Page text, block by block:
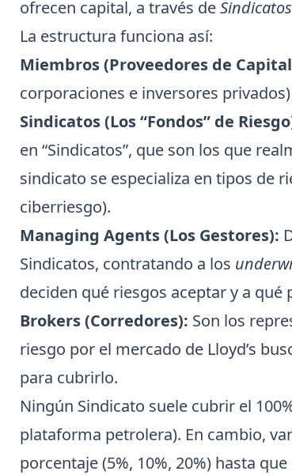
ofrecen capital, a través deSindicatos
La estructura funciona así:
Miembros (Proveedores de
corporaciones e inversores
Sindicatos (Los “Fondos” de
en “Sindicatos”, que son los que
sindicato se especializa en tipos de
ciberriesgo).
Managing Agents (Los Gestores):
Sindicatos, contratando a los
deciden qué riesgos aceptar y a qué
Brokers (Corredores): Son los
riesgo por el mercado de Lloyd’s
para cubrirlo.
Ningún Sindicato suele cubrir el
plataforma petrolera). En cambio,
porcentaje (5%, 10%, 20%) hasta